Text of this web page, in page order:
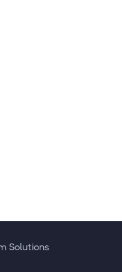
Solutions